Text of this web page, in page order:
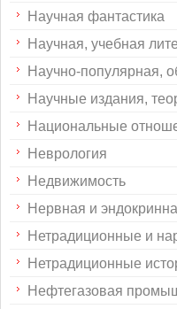
Научная фантастика
Научная, учебная
Научно-популярная,
Научные издания,
Национальные
Неврология
Недвижимость
Нервная и
Нетрадиционные и
Нетрадиционные
Нефтегазовая